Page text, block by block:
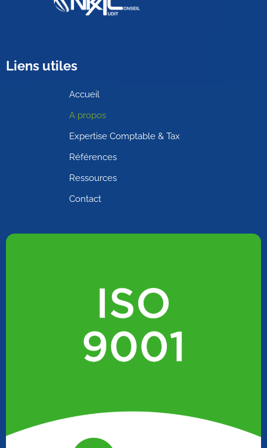
Liens utiles
Accueil
A propos
Expertise Comptable & Tax
Références
Ressources
Contact